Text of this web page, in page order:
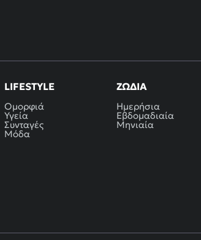
LIFESTYLE
Ομορφιά
Υγεία
Συνταγές
Μόδα
ΖΏΔΙΑ
Ημερήσια
Εβδομαδιαία
Μηνιαία